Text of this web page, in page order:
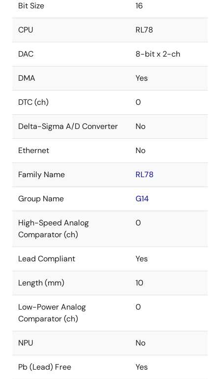
Bit Size 16
CPU RL78
DAC 8-bit x 2-ch
DMA Yes
DTC (ch) 0
Delta-Sigma A/D Converter No
Ethernet No
Family Name RL78
Group Name G14
High-Speed Analog
Comparator (ch)
0
Lead Compliant Yes
Length (mm) 10
Low-Power Analog
Comparator (ch)
0
NPU No
Pb (Lead) Free Yes